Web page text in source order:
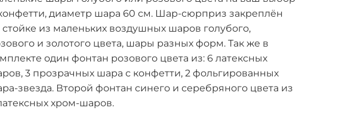
диаметр шара 60 см. Шар-сюрприз закреплён
стойке из маленьких воздушных шаров голубого,
и золотого цвета, шары разных форм. Так же в
один фонтан розового цвета из: 6 латексных
3 прозрачных шара с конфетти, 2 фольгированных
звезда. Второй фонтан синего и серебряного цвета из
хром-шаров.